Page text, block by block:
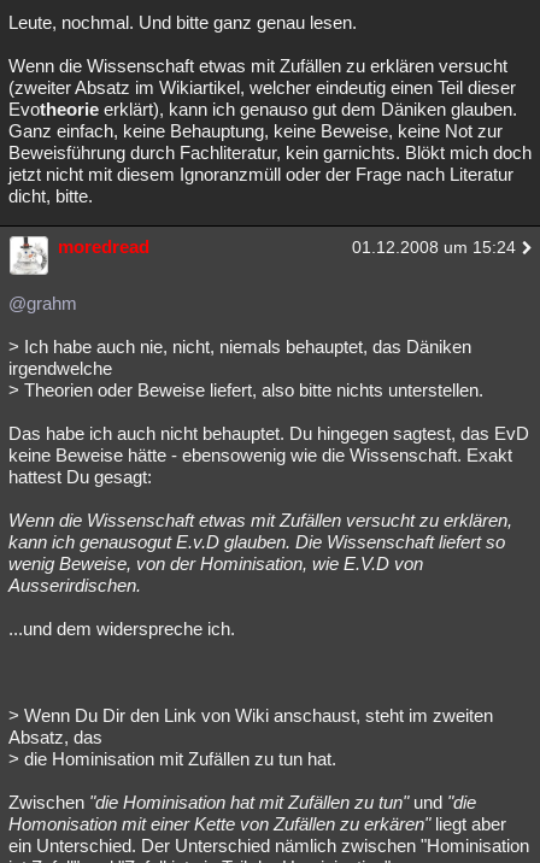
Leute, nochmal. Und bitte ganz genau lesen.
Wenn die Wissenschaft etwas mit Zufällen zu erklären versucht
(zweiter Absatz im Wikiartikel, welcher eindeutig einen Teil dieser
Evotheorie erklärt), kann ich genauso gut dem Däniken glauben.
Ganz einfach, keine Behauptung, keine Beweise, keine Not zur
Beweisführung durch Fachliteratur, kein garnichts. Blökt mich doch
jetzt nicht mit diesem Ignoranzmüll oder der Frage nach Literatur
dicht, bitte.
moredread 01.12.2008 um 15:24
@grahm
> Ich habe auch nie, nicht, niemals behauptet, das Däniken
irgendwelche
> Theorien oder Beweise liefert, also bitte nichts unterstellen.
Das habe ich auch nicht behauptet. Du hingegen sagtest, das EvD
keine Beweise hätte - ebensowenig wie die Wissenschaft. Exakt
hattest Du gesagt:
Wenn die Wissenschaft etwas mit Zufällen versucht zu erklären,
kann ich genausogut E.v.D glauben. Die Wissenschaft liefert so
wenig Beweise, von der Hominisation, wie E.V.D von
Ausserirdischen.
...und dem widerspreche ich.
> Wenn Du Dir den Link von Wiki anschaust, steht im zweiten
Absatz, das
> die Hominisation mit Zufällen zu tun hat.
Zwischen "die Hominisation hat mit Zufällen zu tun"und "die
Homonisation mit einer Kette von Zufällen zu erkären"liegt aber
ein Unterschied. Der Unterschied nämlich zwischen "Hominisation